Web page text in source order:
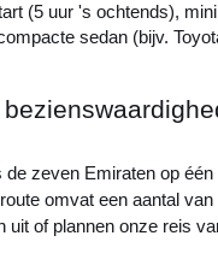
(5 uur 's ochtends),
sedan (bijv.
de zeven Emiraten op
omvat een aantal
of plannen onze reis